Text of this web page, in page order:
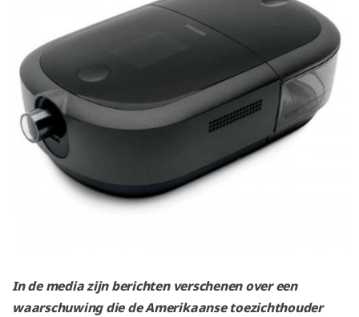
In de media zijn berichten verschenen over een
waarschuwing die de Amerikaanse toezichthouder